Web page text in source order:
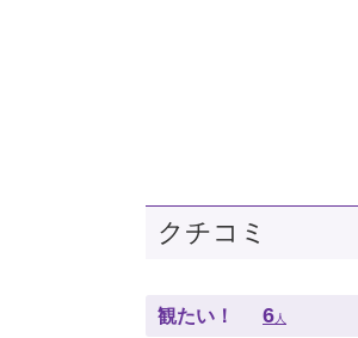
クチコミ
観たい！ 6 人